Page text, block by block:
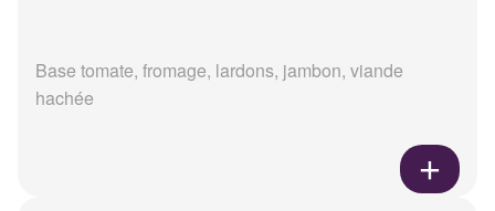
Base tomate, fromage, lardons, jambon, viande
hachée